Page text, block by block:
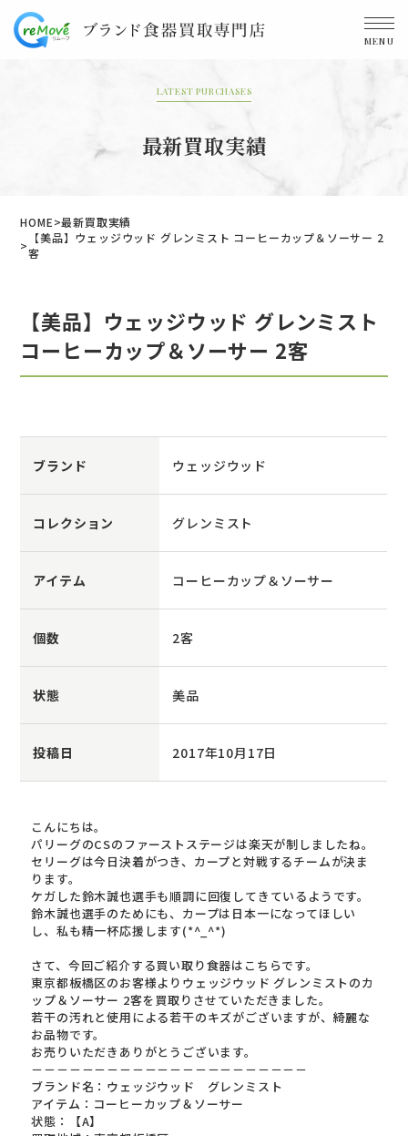
MENU
LATEST PURCHASES
最新買取実績
HOME
最新買取実績
【美品】ウェッジウッド グレンミスト コーヒーカップ＆ソーサー 2
客
【美品】ウェッジウッド グレンミスト
コーヒーカップ＆ソーサー 2客
ブランド ウェッジウッド
コレクション グレンミスト
アイテム コーヒーカップ＆ソーサー
個数 2客
状態 美品
投稿日 2017年10月17日
こんにちは。
パリーグのCSのファーストステージは楽天が制しましたね。
セリーグは今日決着がつき、カープと対戦するチームが決ま
ります。
ケガした鈴木誠也選手も順調に回復してきているようです。
鈴木誠也選手のためにも、カープは日本一になってほしい
し、私も精一杯応援します(*^_^*)
さて、今回ご紹介する買い取り食器はこちらです。
東京都板橋区のお客様よりウェッジウッド グレンミストのカ
ップ＆ソーサー 2客を買取りさせていただきました。
若干の汚れと使用による若干のキズがございますが、綺麗な
お品物です。
お売りいただきありがとうございます。
－－－－－－－－－－－－－－－－－－－－－－
ブランド名：ウェッジウッド グレンミスト
アイテム：コーヒーカップ＆ソーサー
状態：【A】